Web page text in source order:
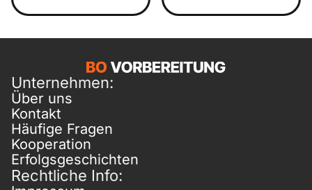
Unternehmen:
Über uns
Kontakt
Häufige Fragen
Kooperation
Erfolgsgeschichten
Rechtliche Info: